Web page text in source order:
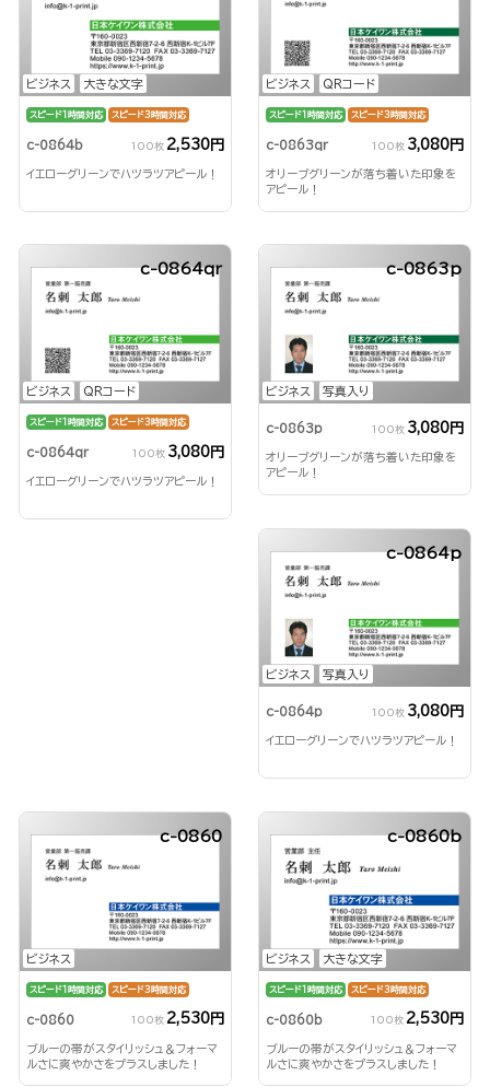
ビジネス 大きな文字
スピード1時間対応 スピード3時間対応
c-0864b 100枚 2,530円
イエローグリーンでハツラツアピール！
ビジネス QRコード
スピード1時間対応 スピード3時間対応
c-0863qr 100枚 3,080円
オリーブグリーンが落ち着いた印象を
アピール！
ビジネス QRコード
c-0864qr
スピード1時間対応 スピード3時間対応
c-0864qr 100枚 3,080円
イエローグリーンでハツラツアピール！
ビジネス 写真入り
c-0863p
c-0863p 100枚 3,080円
オリーブグリーンが落ち着いた印象を
アピール！
ビジネス 写真入り
c-0864p
c-0864p 100枚 3,080円
イエローグリーンでハツラツアピール！
ビジネス
c-0860
スピード1時間対応 スピード3時間対応
c-0860 100枚 2,530円
ブルーの帯がスタイリッシュ＆フォーマ
ルさに爽やかさをプラスしました！
ビジネス 大きな文字
c-0860b
スピード1時間対応 スピード3時間対応
c-0860b 100枚 2,530円
ブルーの帯がスタイリッシュ＆フォーマ
ルさに爽やかさをプラスしました！